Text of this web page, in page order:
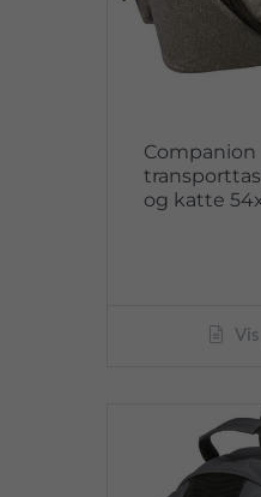
Companion
og katte